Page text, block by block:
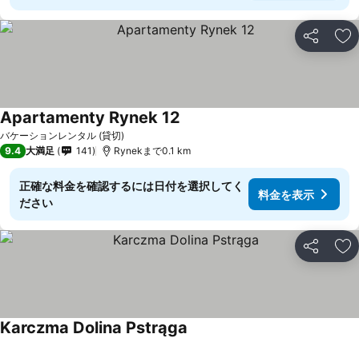
シェア お
バケーションレンタル (貸切)
Apartamenty Rynek 12
9.4 大満足 141 Rynekまで0.1 km
正確な料金を確認するには日付を選択してく
ださい
料金を表示
シェア お
Karczma Dolina Pstrąga